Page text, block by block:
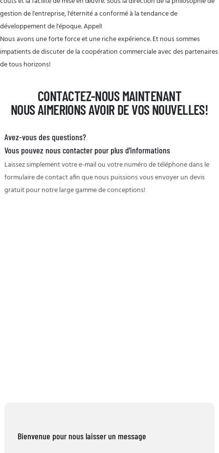
gestion de l'entreprise, l'éternité a conformé à la tendance de
développement de l'époque. Appel!
Nous avons une forte force et une riche expérience. Et nous sommes
impatients de discuter de la coopération commerciale avec des partenaires
de tous horizons!
CONTACTEZ-NOUS MAINTENANT
NOUS AIMERIONS AVOIR DE VOS NOUVELLES!
Avez-vous des questions?
Vous pouvez nous contacter pour plus d'informations
Laissez simplement votre e-mail ou votre numéro de téléphone dans le
formulaire de contact afin que nous puissions vous envoyer un devis
gratuit pour notre large gamme de conceptions!
Bienvenue pour nous laisser un message